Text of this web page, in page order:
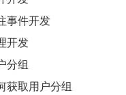
事件开发
开发
分组
获取用户分组